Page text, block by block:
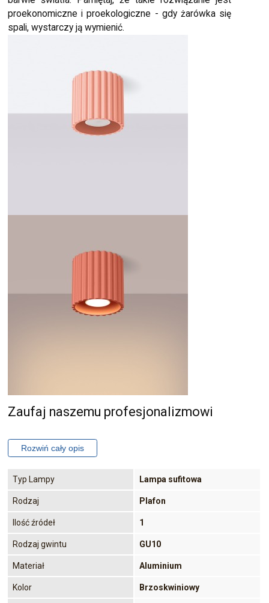
proekonomiczne i proekologiczne - gdy żarówka się
spali, wystarczy ją wymienić.
Zaufaj naszemu profesjonalizmowi
Typ Lampy Lampa sufitowa
Rodzaj Plafon
Ilość źródeł 1
Rodzaj gwintu GU10
Materiał Aluminium
Kolor Brzoskwiniowy